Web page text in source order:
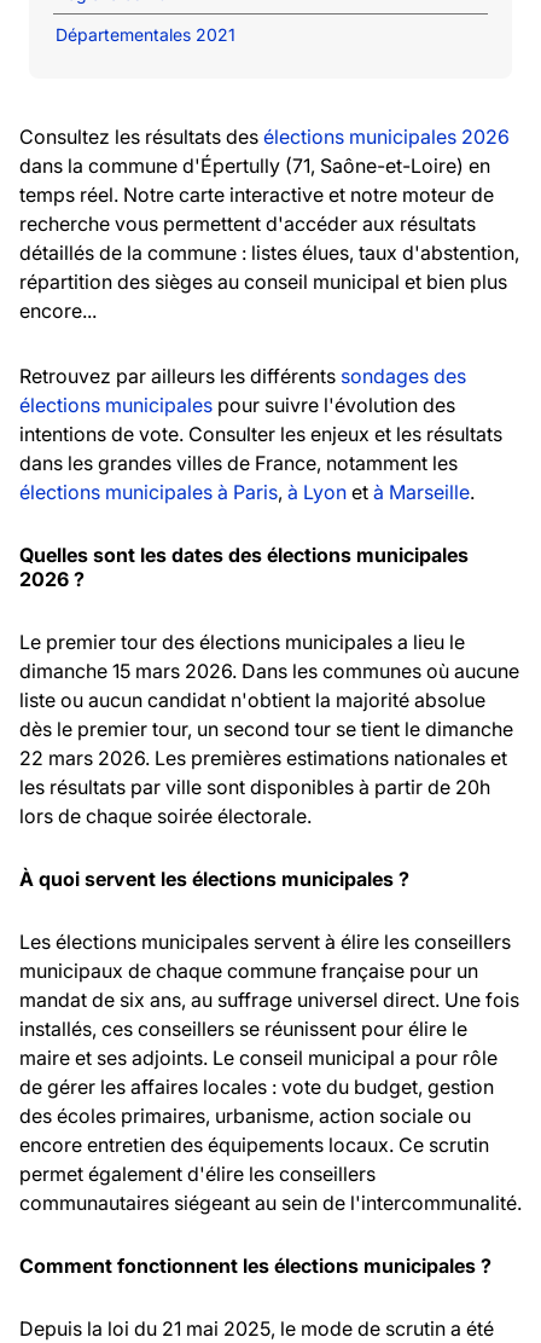
Départementales 2021
Consultez les résultats des élections municipales 2026
dans la commune d'Épertully (71, Saône-et-Loire) en
temps réel. Notre carte interactive et notre moteur de
recherche vous permettent d'accéder aux résultats
détaillés de la commune : listes élues, taux d'abstention,
répartition des sièges au conseil municipal et bien plus
encore...
Retrouvez par ailleurs les différents sondages des
élections municipales pour suivre l'évolution des
intentions de vote. Consulter les enjeux et les résultats
dans les grandes villes de France, notamment les
élections municipales à Paris, à Lyon et à Marseille.
Quelles sont les dates des élections municipales
2026 ?
Le premier tour des élections municipales a lieu le
dimanche 15 mars 2026. Dans les communes où aucune
liste ou aucun candidat n'obtient la majorité absolue
dès le premier tour, un second tour se tient le dimanche
22 mars 2026. Les premières estimations nationales et
les résultats par ville sont disponibles à partir de 20h
lors de chaque soirée électorale.
À quoi servent les élections municipales ?
Les élections municipales servent à élire les conseillers
municipaux de chaque commune française pour un
mandat de six ans, au suffrage universel direct. Une fois
installés, ces conseillers se réunissent pour élire le
maire et ses adjoints. Le conseil municipal a pour rôle
de gérer les affaires locales : vote du budget, gestion
des écoles primaires, urbanisme, action sociale ou
encore entretien des équipements locaux. Ce scrutin
permet également d'élire les conseillers
communautaires siégeant au sein de l'intercommunalité.
Comment fonctionnent les élections municipales ?
Depuis la loi du 21 mai 2025, le mode de scrutin a été